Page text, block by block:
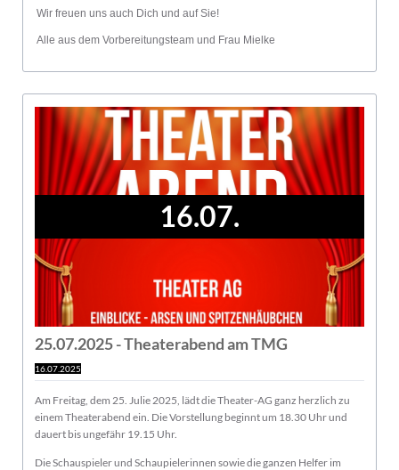
Wir freuen uns auch Dich und auf Sie!
Alle aus dem Vorbereitungsteam und Frau Mielke
16.07.
25.07.2025 - Theaterabend am TMG
16.07.2025
Am Freitag, dem 25. Julie 2025, lädt die Theater-AG ganz herzlich zu
einem Theaterabend ein. Die Vorstellung beginnt um 18.30 Uhr und
dauert bis ungefähr 19.15 Uhr.
Die Schauspieler und Schaupielerinnen sowie die ganzen Helfer im